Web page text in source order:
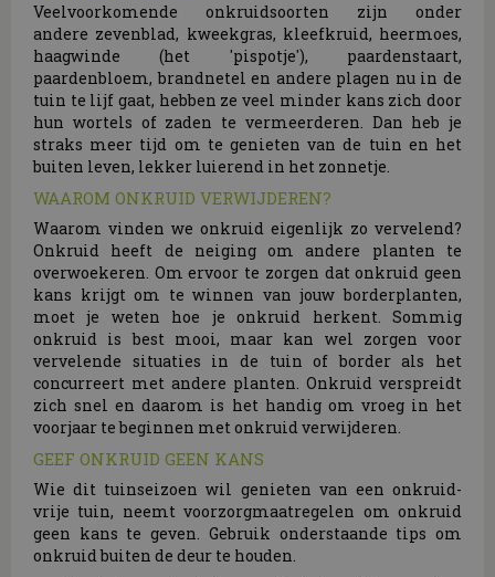
Veelvoorkomende onkruidsoorten zijn onder
andere zevenblad, kweekgras, kleefkruid, heermoes,
haagwinde (het 'pispotje'), paardenstaart,
paardenbloem, brandnetel en andere plagen nu in de
tuin te lijf gaat, hebben ze veel minder kans zich door
hun wortels of zaden te vermeerderen. Dan heb je
straks meer tijd om te genieten van de tuin en het
buiten leven, lekker luierend in het zonnetje.
WAAROM ONKRUID VERWIJDEREN?
Waarom vinden we onkruid eigenlijk zo vervelend?
Onkruid heeft de neiging om andere planten te
overwoekeren. Om ervoor te zorgen dat onkruid geen
kans krijgt om te winnen van jouw borderplanten,
moet je weten hoe je onkruid herkent. Sommig
onkruid is best mooi, maar kan wel zorgen voor
vervelende situaties in de tuin of border als het
concurreert met andere planten. Onkruid verspreidt
zich snel en daarom is het handig om vroeg in het
voorjaar te beginnen met onkruid verwijderen.
GEEF ONKRUID GEEN KANS
Wie dit tuinseizoen wil genieten van een onkruid-
vrije tuin, neemt voorzorgmaatregelen om onkruid
geen kans te geven. Gebruik onderstaande tips om
onkruid buiten de deur te houden.